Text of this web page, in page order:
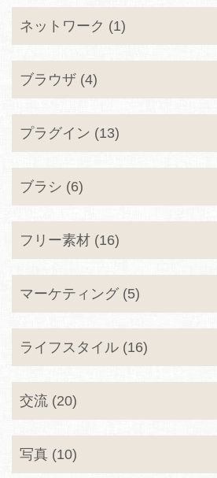
ネットワーク (1)
ブラウザ (4)
プラグイン (13)
ブラシ (6)
フリー素材 (16)
マーケティング (5)
ライフスタイル (16)
交流 (20)
写真 (10)